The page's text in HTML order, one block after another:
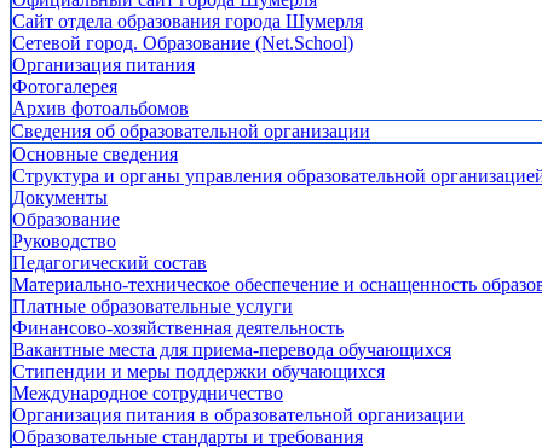
Сайт отдела образования города Шумерля
Сетевой город. Образование (Net.School)
Организация питания
Фотогалерея
Архив фотоальбомов
Сведения об образовательной организации
Основные сведения
Структура и органы управления образовательной
Документы
Образование
Руководство
Педагогический состав
Материально-техническое обеспечение и оснащенность
Платные образовательные услуги
Финансово-хозяйственная деятельность
Вакантные места для приема-перевода обучающихся
Стипендии и меры поддержки обучающихся
Международное сотрудничество
Организация питания в образовательной организации
Образовательные стандарты и требования